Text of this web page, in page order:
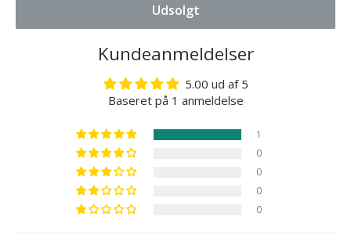
Udsolgt
Kundeanmeldelser
5.00 ud af 5
Baseret på 1 anmeldelse
1
0
0
0
0